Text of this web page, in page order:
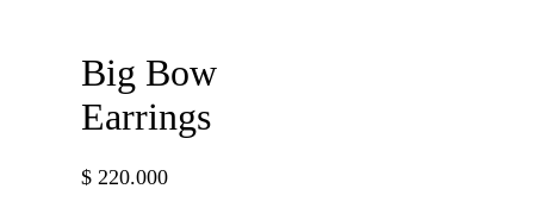
Big Bow
Earrings
$ 220.000